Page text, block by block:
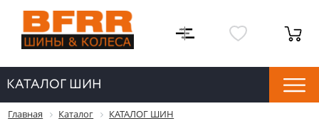
КАТАЛОГ ШИН
Главная Каталог
КАТАЛОГ ШИН